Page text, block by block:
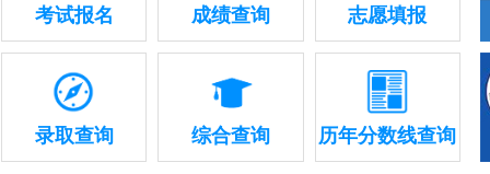
考试报名 成绩查询 志愿填报
录取查询 综合查询 历年分数线查询